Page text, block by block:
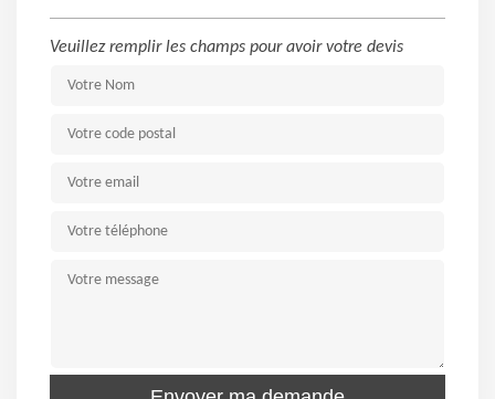
Veuillez remplir les champs pour avoir votre devis